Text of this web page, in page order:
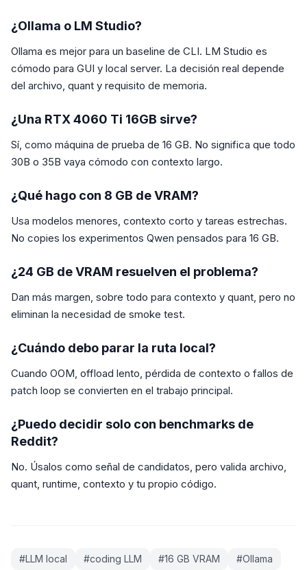
¿Ollama o LM Studio?
Ollama es mejor para un baseline de CLI. LM Studio es
cómodo para GUI y local server. La decisión real depende
del archivo, quant y requisito de memoria.
¿Una RTX 4060 Ti 16GB sirve?
Sí, como máquina de prueba de 16 GB. No significa que todo
30B o 35B vaya cómodo con contexto largo.
¿Qué hago con 8 GB de VRAM?
Usa modelos menores, contexto corto y tareas estrechas.
No copies los experimentos Qwen pensados para 16 GB.
¿24 GB de VRAM resuelven el problema?
Dan más margen, sobre todo para contexto y quant, pero no
eliminan la necesidad de smoke test.
¿Cuándo debo parar la ruta local?
Cuando OOM, offload lento, pérdida de contexto o fallos de
patch loop se convierten en el trabajo principal.
¿Puedo decidir solo con benchmarks de
Reddit?
No. Úsalos como señal de candidatos, pero valida archivo,
quant, runtime, contexto y tu propio código.
#LLM local #coding LLM #16 GB VRAM #Ollama